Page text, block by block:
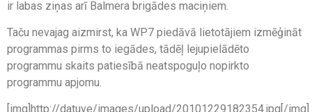
ir labas ziņas arī Balmera brigādes maciņiem.
Taču nevajag aizmirst, ka WP7 piedāvā lietotājiem izmēģināt
programmas pirms to iegādes, tādēļ lejupielādēto
programmu skaits patiesībā neatspoguļo nopirkto
programmu apjomu.
[img]http://datuve/images/upload/20101229182354.jpg[/img]